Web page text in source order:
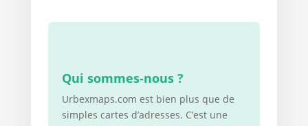
Qui sommes-nous ?
Urbexmaps.com est bien plus que de
simples cartes d’adresses. C’est une